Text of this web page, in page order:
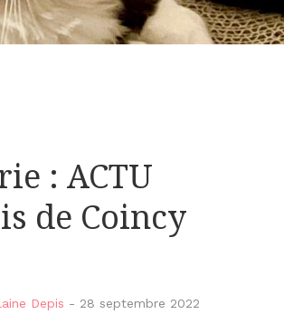
: ACTU
de Coincy
Depis - 28 septembre 2022